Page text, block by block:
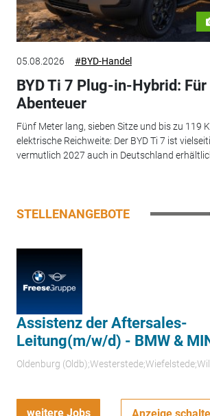
05.08.2026 #BYD-Handel
BYD Ti 7 Plug-in-Hybrid: Für
Abenteuer
Fünf Meter lang, sieben Sitze und bis zu 119
elektrische Reichweite: Der BYD Ti 7 ist
vermutlich 2027 auch in Deutschland
STELLENANGEBOTE
Assistenz der Aftersales-
Leitung(m/w/d) - BMW &
Oldenburg
weitere Jobs